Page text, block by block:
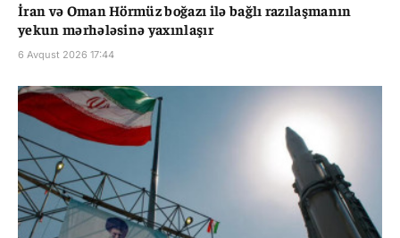
İran və Oman Hörmüz boğazı ilə bağlı razılaşmanın
yekun mərhələsinə yaxınlaşır
6 Avqust 2026 17:44